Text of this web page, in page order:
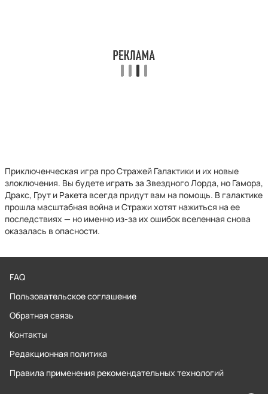
Приключенческая игра про Стражей Галактики и их новые
злоключения. Вы будете играть за Звездного Лорда, но Гамора,
Дракс, Грут и Ракета всегда придут вам на помощь. В галактике
прошла масштабная война и Стражи хотят нажиться на ее
последствиях — но именно из-за их ошибок вселенная снова
оказалась в опасности.
FAQ
Пользовательское соглашение
Обратная связь
Контакты
Редакционная политика
Правила применения рекомендательных технологий